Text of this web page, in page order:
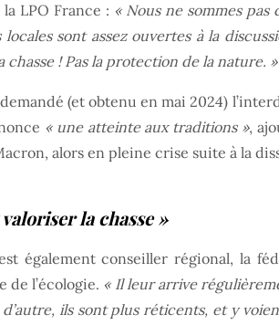
LPO France : « Nous ne sommes
sont assez ouvertes à la
chasse ! Pas la protection de la nature. »
(et obtenu en mai 2024)
« une atteinte aux traditions »,
alors en pleine crise suite à la
la chasse »
également conseiller régional, la
de l’écologie. « Il leur arrive
ils sont plus réticents, et y